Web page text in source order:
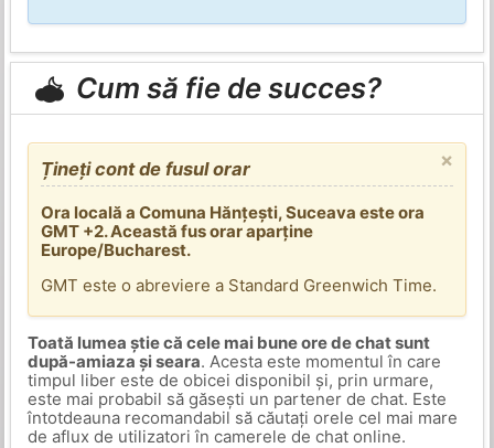
Cum să fie de succes?
×
Țineți cont de fusul orar
Ora locală a Comuna Hănțești, Suceava este ora
GMT +2. Această fus orar aparține
Europe/Bucharest.
GMT este o abreviere a Standard Greenwich Time.
Toată lumea știe că cele mai bune ore de chat sunt
după-amiaza și seara. Acesta este momentul în care
timpul liber este de obicei disponibil și, prin urmare,
este mai probabil să găsești un partener de chat. Este
întotdeauna recomandabil să căutați orele cel mai mare
de aflux de utilizatori în camerele de chat online.